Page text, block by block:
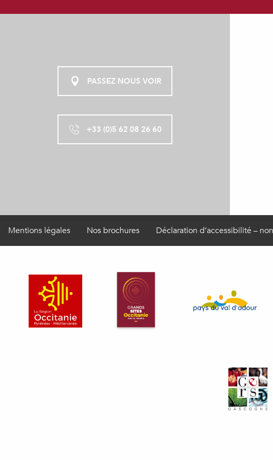
PASSEZ NOUS VOIR
+33 (0)5 62 08 26 60
Mentions légales Nos brochures Déclaration d’accessibilité –